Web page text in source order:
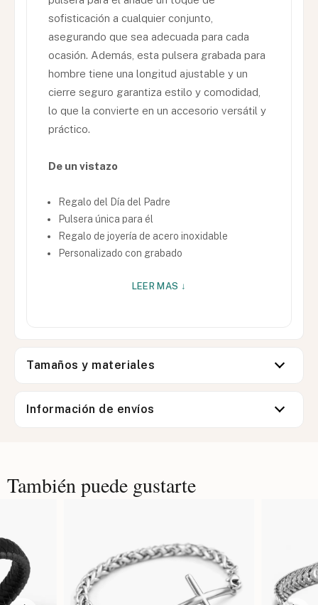
sofisticación a cualquier conjunto,
asegurando que sea adecuada para cada
ocasión. Además, esta pulsera grabada para
hombre tiene una longitud ajustable y un
cierre seguro garantiza estilo y comodidad,
lo que la convierte en un accesorio versátil y
práctico.
De un vistazo
Regalo del Día del Padre
Pulsera única para él
Regalo de joyería de acero inoxidable
Personalizado con grabado
LEER MAS ↓
Tamaños y materiales
Información de envíos
También puede gustarte